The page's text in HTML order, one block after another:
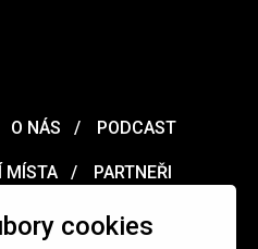
cookies
O NÁS PODCAST
MÍSTA PARTNEŘI